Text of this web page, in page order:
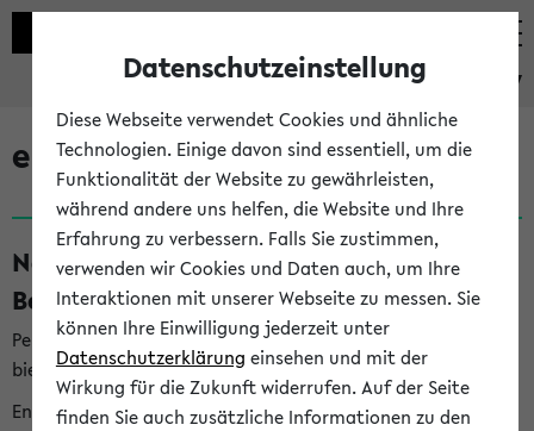
eKVV
eKVV News
Nachhaltigkeitspreis 2026:
Bewerbungsphase gestartet (06.08.26)
Per E-Mail eingestellt von nachhaltigkeitsbuero@uni-
bielefeld.de an den Verteiler 'Alle Studierenden':
English version below
Datenschutzeinstellung
Diese Webseite verwendet Cookies und ähnliche
Technologien. Einige davon sind essentiell, um die
Funktionalität der Website zu gewährleisten,
während andere uns helfen, die Website und Ihre
Erfahrung zu verbessern. Falls Sie zustimmen,
verwenden wir Cookies und Daten auch, um Ihre
Interaktionen mit unserer Webseite zu messen. Sie
können Ihre Einwilligung jederzeit unter
Datenschutzerklärung einsehen und mit der
Wirkung für die Zukunft widerrufen. Auf der Seite
finden Sie auch zusätzliche Informationen zu den